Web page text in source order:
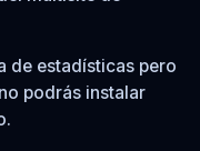
de estadísticas pero
podrás instalar